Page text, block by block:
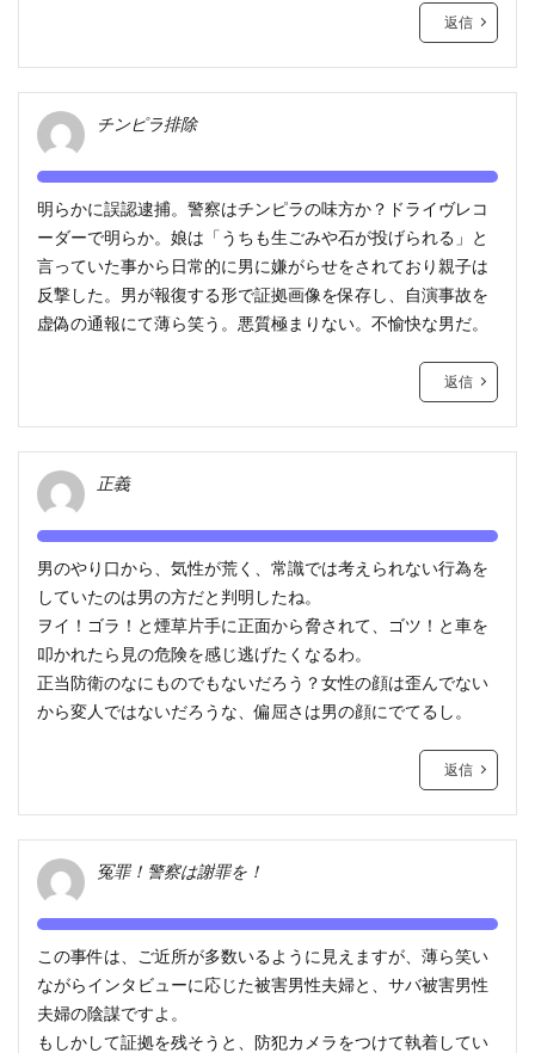
返信
チンピラ排除
明らかに誤認逮捕。警察はチンピラの味方か？ドライヴレコ
ーダーで明らか。娘は「うちも生ごみや石が投げられる」と
言っていた事から日常的に男に嫌がらせをされており親子は
反撃した。男が報復する形で証拠画像を保存し、自演事故を
虚偽の通報にて薄ら笑う。悪質極まりない。不愉快な男だ。
返信
正義
男のやり口から、気性が荒く、常識では考えられない行為を
していたのは男の方だと判明したね。
ヲイ！ゴラ！と煙草片手に正面から脅されて、ゴツ！と車を
叩かれたら見の危険を感じ逃げたくなるわ。
正当防衛のなにものでもないだろう？女性の顔は歪んでない
から変人ではないだろうな、偏屈さは男の顔にでてるし。
返信
冤罪！警察は謝罪を！
この事件は、ご近所が多数いるように見えますが、薄ら笑い
ながらインタビューに応じた被害男性夫婦と、サバ被害男性
夫婦の陰謀ですよ。
もしかして証拠を残そうと、防犯カメラをつけて執着してい